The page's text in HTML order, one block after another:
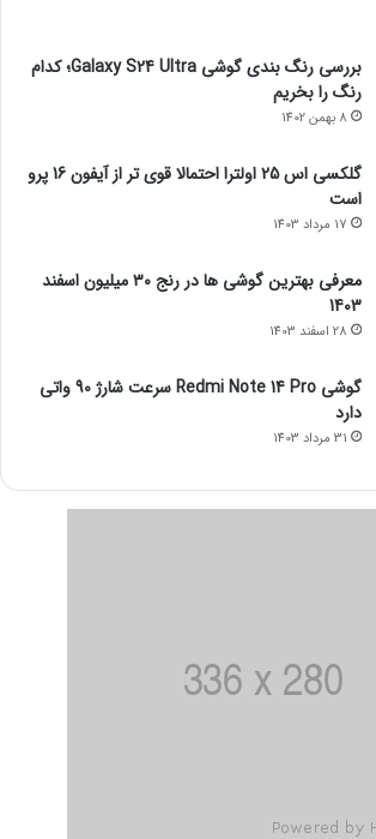
بررسی رنگ بندی گوشی Galaxy S24 Ultra؛ کدام
رنگ را بخریم
8 بهمن 1402
گلکسی اس 25 اولترا احتمالا قوی تر از آیفون 16 پرو
است
17 مرداد 1403
معرفی بهترین گوشی ها در رنج ۳۰ میلیون اسفند
1403
28 اسفند 1403
گوشی Redmi Note 14 Pro سرعت شارژ 90 واتی
دارد
31 مرداد 1403